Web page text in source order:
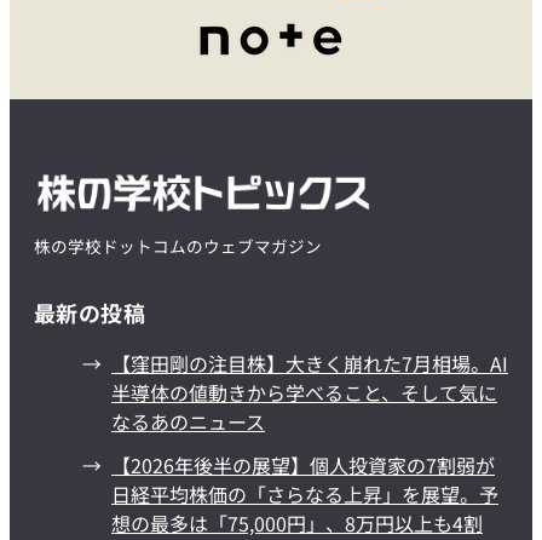
株の学校ドットコムのウェブマガジン
最新の投稿
【窪田剛の注目株】大きく崩れた7月相場。AI
半導体の値動きから学べること、そして気に
なるあのニュース
【2026年後半の展望】個人投資家の7割弱が
日経平均株価の「さらなる上昇」を展望。予
想の最多は「75,000円」、8万円以上も4割